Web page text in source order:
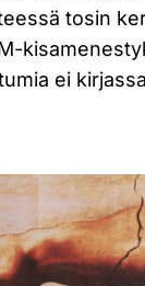
tosin
ei